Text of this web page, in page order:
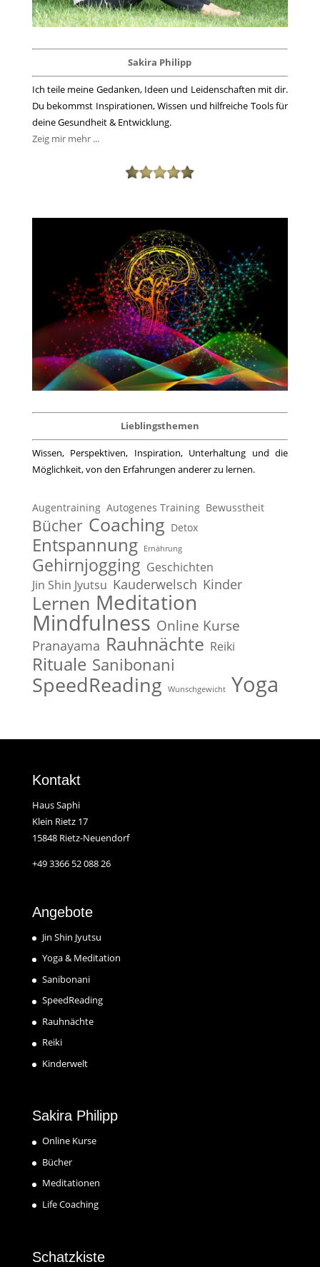
Sakira Philipp
Ich teile meine Gedanken, Ideen und Leidenschaften mit dir.
Du bekommst Inspirationen, Wissen und hilfreiche Tools für
deine Gesundheit & Entwicklung.
Zeig mir mehr ...
Lieblingsthemen
Wissen, Perspektiven, Inspiration, Unterhaltung und die
Möglichkeit, von den Erfahrungen anderer zu lernen.
Augentraining Autogenes Training Bewusstheit
Bücher Coaching Detox
Entspannung Ernährung
Gehirnjogging Geschichten
Jin Shin Jyutsu Kauderwelsch Kinder
Lernen Meditation
Mindfulness Online Kurse
Pranayama Rauhnächte Reiki
Rituale Sanibonani
SpeedReading Wunschgewicht Yoga
Kontakt
Haus Saphi
Klein Rietz 17
15848 Rietz-Neuendorf
+49 3366 52 088 26
Angebote
Jin Shin Jyutsu
Yoga & Meditation
Sanibonani
SpeedReading
Rauhnächte
Reiki
Kinderwelt
Sakira Philipp
Online Kurse
Bücher
Meditationen
Life Coaching
Schatzkiste